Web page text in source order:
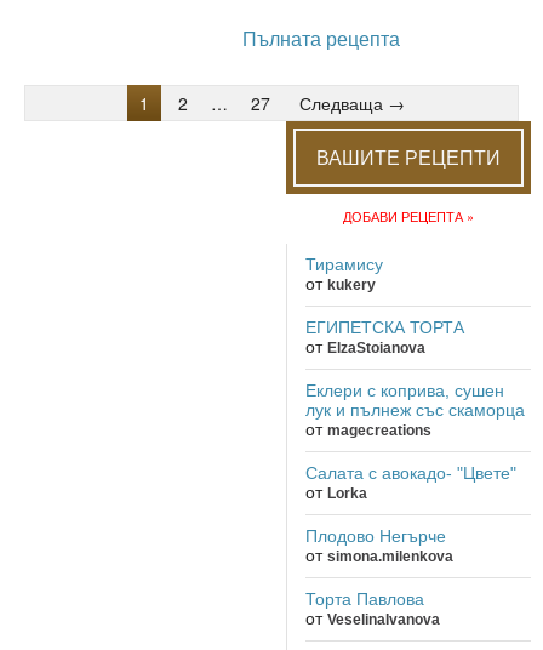
Пълната рецепта
1 2 … 27 Следваща →
ВАШИТЕ РЕЦЕПТИ
ДОБАВИ РЕЦЕПТА »
Тирамису
от kukery
ЕГИПЕТСКА ТОРТА
от ElzaStoianova
Еклери с коприва, сушен
лук и пълнеж със скаморца
от magecreations
Салата с авокадо- "Цвете"
от Lorka
Плодово Негърче
от simona.milenkova
Торта Павлова
от VeselinaIvanova